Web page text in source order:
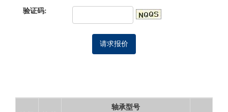
验证码:
轴承型号